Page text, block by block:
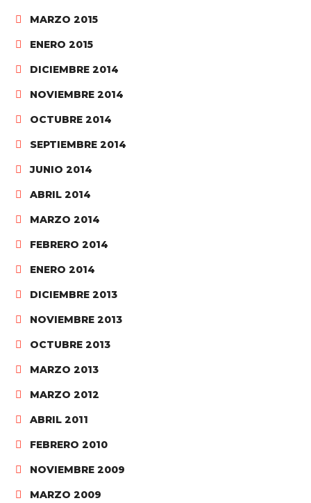
MARZO 2015
ENERO 2015
DICIEMBRE 2014
NOVIEMBRE 2014
OCTUBRE 2014
SEPTIEMBRE 2014
JUNIO 2014
ABRIL 2014
MARZO 2014
FEBRERO 2014
ENERO 2014
DICIEMBRE 2013
NOVIEMBRE 2013
OCTUBRE 2013
MARZO 2013
MARZO 2012
ABRIL 2011
FEBRERO 2010
NOVIEMBRE 2009
MARZO 2009